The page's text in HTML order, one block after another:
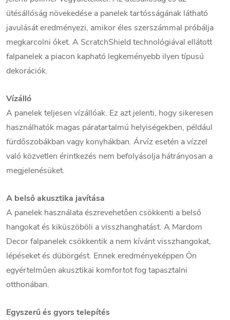
ütésállóság növekedése a panelek tartósságának látható
javulását eredményezi, amikor éles szerszámmal próbálja
megkarcolni őket. A ScratchShield technológiával ellátott
falpanelek a piacon kapható legkeményebb ilyen típusú
dekorációk.
Vízálló
A panelek teljesen vízállóak. Ez azt jelenti, hogy sikeresen
használhatók magas páratartalmú helyiségekben, például
fürdőszobákban vagy konyhákban. Árvíz esetén a vízzel
való közvetlen érintkezés nem befolyásolja hátrányosan a
megjelenésüket.
A belső akusztika javítása
A panelek használata észrevehetően csökkenti a belső
hangokat és kiküszöböli a visszhanghatást. A Mardom
Decor falpanelek csökkentik a nem kívánt visszhangokat,
lépéseket és dübörgést. Ennek eredményeképpen Ön
egyértelműen akusztikai komfortot fog tapasztalni
otthonában.
Egyszerű és gyors telepítés